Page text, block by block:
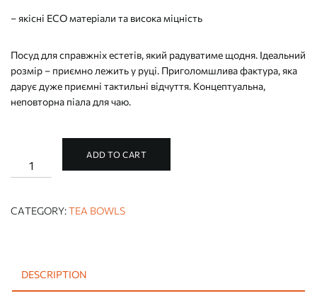
– якісні ECO матеріали та висока міцність
Посуд для справжніх естетів, який радуватиме щодня. Ідеальний
розмір – приємно лежить у руці. Приголомшлива фактура, яка
дарує дуже приємні тактильні відчуття. Концептуальна,
неповторна піала для чаю.
STARGAZER
BOWL
ADD TO CART
CATEGORY:TEA BOWLS
DESCRIPTION